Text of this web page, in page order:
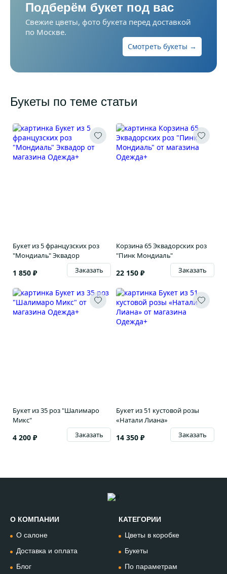
Подберём букет под вас
Свежие цветы, фото букета перед доставкой
по Москве.
Смотреть букеты →
Букеты по теме статьи
Букет из 5 французских роз
"Мондиаль" Эквадор
1 850 ₽ Заказать
Корзина 65 Эквадорских роз
"Пинк Мондиаль"
22 150 ₽ Заказать
Букет из 35 роз "Шалимаро
Микс"
4 200 ₽ Заказать
Букет из 51 кустовой розы
«Натали Лиана»
14 350 ₽ Заказать
О КОМПАНИИ
О салоне
Доставка и оплата
Блог
КАТЕГОРИИ
Цветы в коробке
Букеты
По параметрам
Позвонить
+74994954685
WhatsApp